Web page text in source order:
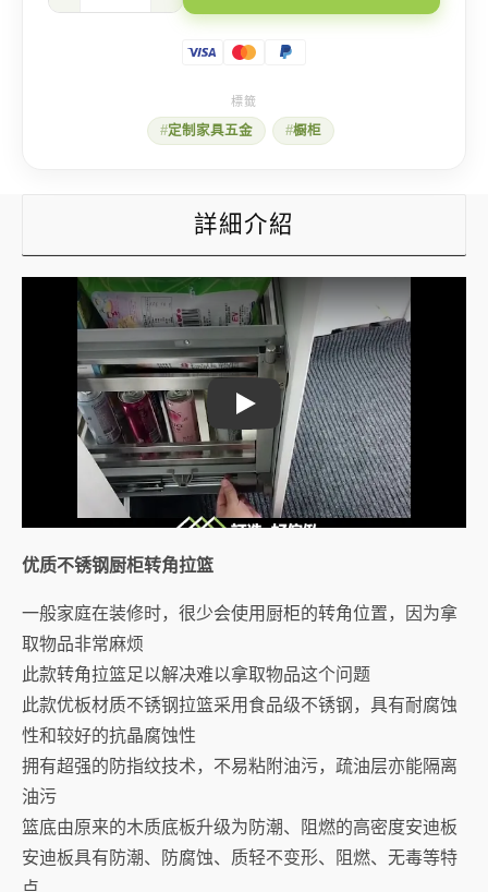
不
定制家具五金 橱柜
詳細介紹
优质不锈钢厨柜转角拉篮
一般家庭在装修时，很少会使用厨柜的转角位置，因为拿
取物品非常麻烦
此款转角拉篮足以解决难以拿取物品这个问题
此款优板材质不锈钢拉篮采用食品级不锈钢，具有耐腐蚀
性和较好的抗晶腐蚀性
拥有超强的防指纹技术，不易粘附油污，疏油层亦能隔离
油污
篮底由原来的木质底板升级为防潮、阻燃的高密度安迪板
安迪板具有防潮、防腐蚀、质轻不变形、阻燃、无毒等特